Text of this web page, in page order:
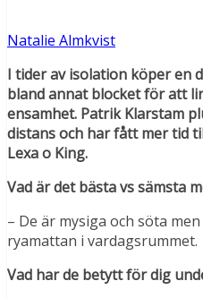
Natalie Almkvist
I tider av isolation köper en
bland annat blocket för att
ensamhet. Patrik Klarstam
distans och har fått mer tid
Lexa o King.
Vad är det bästa vs sämsta
– De är mysiga och söta
ryamattan i vardagsrummet.
Vad har de betytt för dig